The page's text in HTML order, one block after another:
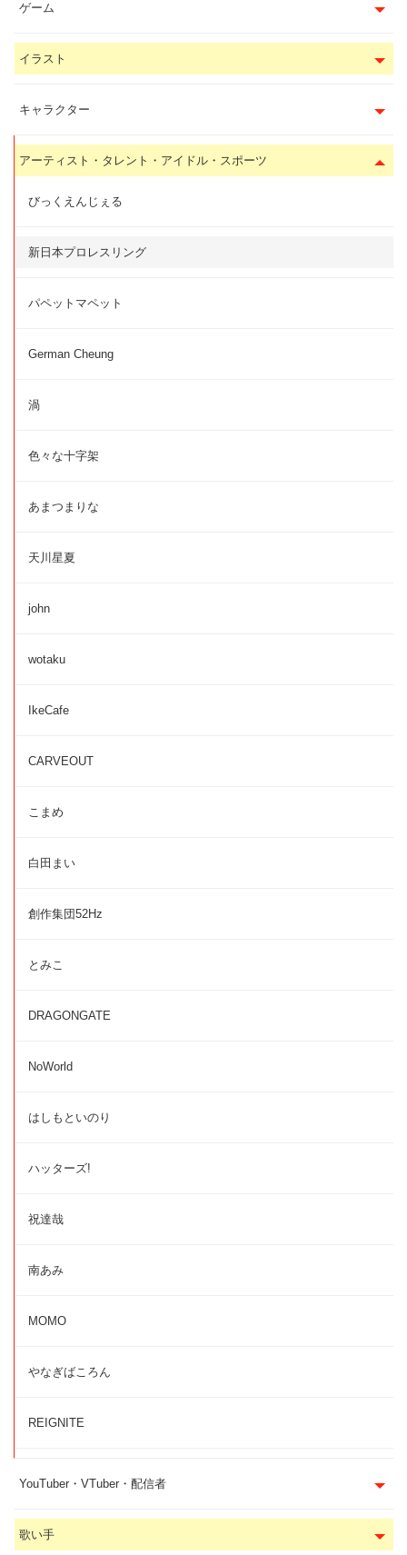
ゲーム
イラスト
キャラクター
アーティスト・タレント・アイドル・スポーツ
びっくえんじぇる
新日本プロレスリング
パペットマペット
German Cheung
渦
色々な十字架
あまつまりな
天川星夏
john
wotaku
IkeCafe
CARVEOUT
こまめ
白田まい
創作集団52Hz
とみこ
DRAGONGATE
NoWorld
はしもといのり
ハッターズ!
祝達哉
南あみ
MOMO
やなぎばころん
REIGNITE
YouTuber・VTuber・配信者
歌い手